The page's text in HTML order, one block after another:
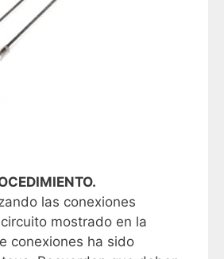
las conexiones
mostrado en la
conexiones ha sido